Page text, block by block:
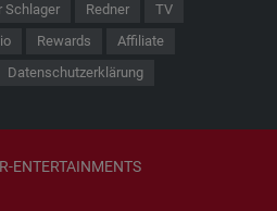
Schlager Redner
TV
Rewards
Affiliate
Datenschutzerklärung
ENTERTAINMENTS